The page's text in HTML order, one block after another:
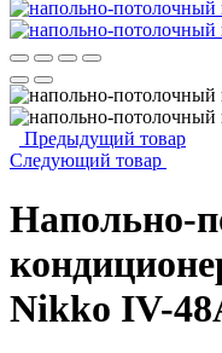
Предыдущий товар
Следующий товар
Напольно-
Nikko IV-